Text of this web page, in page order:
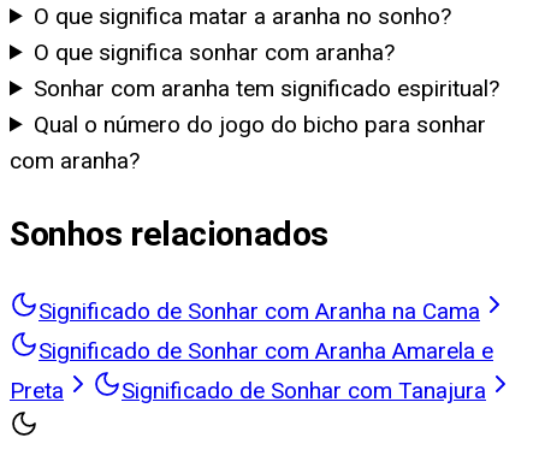
O que significa matar a aranha no sonho?
O que significa sonhar com aranha?
Sonhar com aranha tem significado espiritual?
Qual o número do jogo do bicho para sonhar
com aranha?
Sonhos relacionados
Significado de Sonhar com Aranha na Cama
Significado de Sonhar com Aranha Amarela e
Preta
Significado de Sonhar com Tanajura